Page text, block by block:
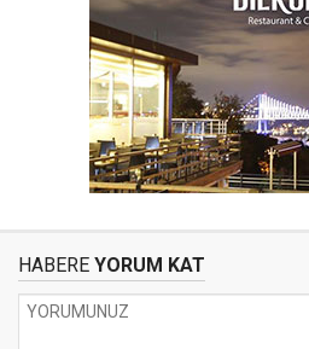
HABERE YORUM KAT